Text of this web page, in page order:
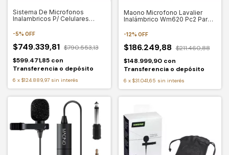
Sistema De Microfonos
Inalambricos P/ Celulares
-5% OFF
$749.339,81 $790.553,13
$599.471,85 con
Transferencia o depósito
6 x $124.889,97 sin interés
Maono Microfono Lavalier
Inalámbrico Wm620 Pc2 Para
-12% OFF
$186.249,88 $211.460,88
$148.999,90 con
Transferencia o depósito
6 x $31.041,65 sin interés